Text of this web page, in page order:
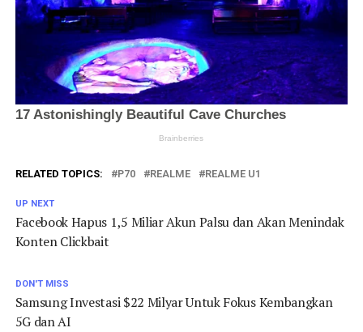
RELATED TOPICS: P70 REALME REALME U1
UP NEXT
Facebook Hapus 1,5 Miliar Akun Palsu dan Akan Menindak
Konten Clickbait
DON'T MISS
Samsung Investasi $22 Milyar Untuk Fokus Kembangkan
5G dan AI